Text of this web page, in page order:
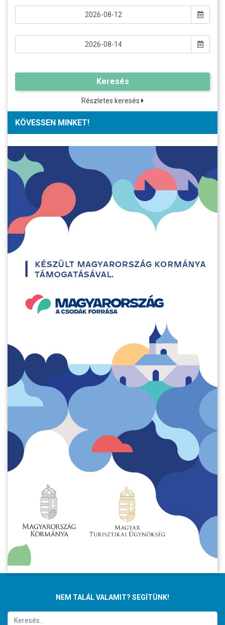
Keresés
Részletes keresés
KÖVESSEN MINKET!
NEM TALÁL VALAMIT? SEGÍTÜNK!